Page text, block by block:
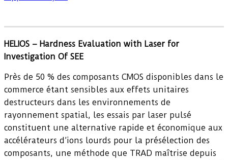
HELIOS – Hardness Evaluation with Laser for
Investigation Of SEE
Près de 50 % des composants CMOS disponibles dans le
commerce étant sensibles aux effets unitaires
destructeurs dans les environnements de
rayonnement spatial, les essais par laser pulsé
constituent une alternative rapide et économique aux
accélérateurs d’ions lourds pour la présélection des
composants, une méthode que TRAD maîtrise depuis